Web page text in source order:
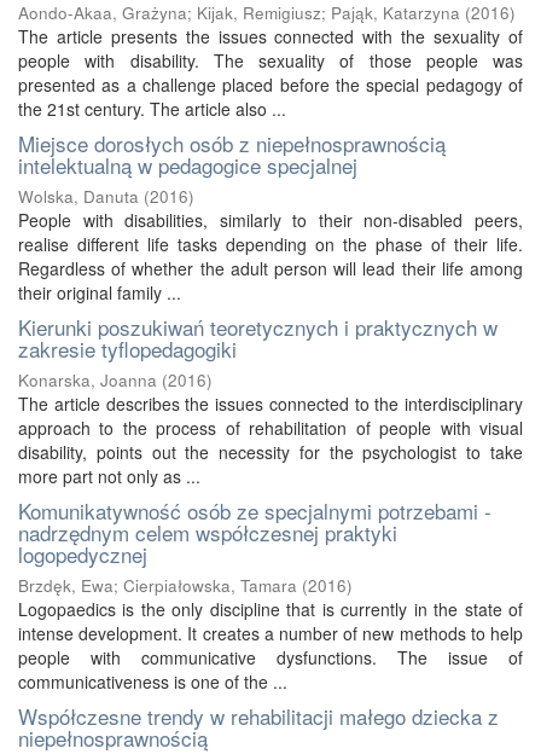
Aondo-Akaa, Grażyna; Kijak, Remigiusz; Pająk, Katarzyna (2016)
The article presents the issues connected with the sexuality of
people with disability. The sexuality of those people was
presented as a challenge placed before the special pedagogy of
the 21st century. The article also ...
Miejsce dorosłych osób z niepełnosprawnością
intelektualną w pedagogice specjalnej
Wolska, Danuta (2016)
People with disabilities, similarly to their non-disabled peers,
realise different life tasks depending on the phase of their life.
Regardless of whether the adult person will lead their life among
their original family ...
Kierunki poszukiwań teoretycznych i praktycznych w
zakresie tyflopedagogiki
Konarska, Joanna (2016)
The article describes the issues connected to the interdisciplinary
approach to the process of rehabilitation of people with visual
disability, points out the necessity for the psychologist to take
more part not only as ...
Komunikatywność osób ze specjalnymi potrzebami -
nadrzędnym celem współczesnej praktyki
logopedycznej
Brzdęk, Ewa; Cierpiałowska, Tamara (2016)
Logopaedics is the only discipline that is currently in the state of
intense development. It creates a number of new methods to help
people with communicative dysfunctions. The issue of
communicativeness is one of the ...
Współczesne trendy w rehabilitacji małego dziecka z
niepełnosprawnością